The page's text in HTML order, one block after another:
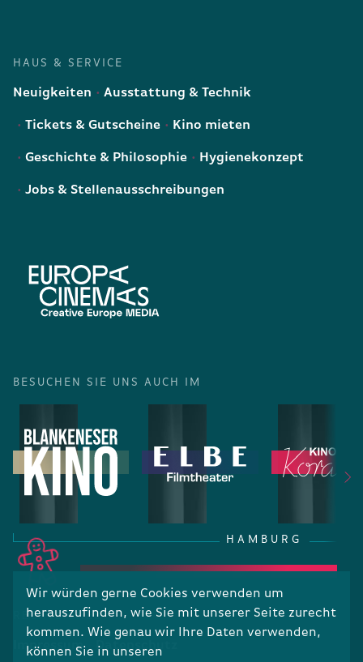
Wir würden gerne Cookies verwenden um
herauszufinden, wie Sie mit unserer Seite zurecht
kommen. Wie genau wir Ihre Daten verwenden,
können Sie in unseren
HAUS & SERVICE
Neuigkeiten Ausstattung & Technik
Tickets & Gutscheine Kino mieten
Geschichte & Philosophie Hygienekonzept
Jobs & Stellenausschreibungen
BESUCHEN SIE UNS AUCH IM
HAMBURG
RECHTLICHES
Impressum Datenschutz